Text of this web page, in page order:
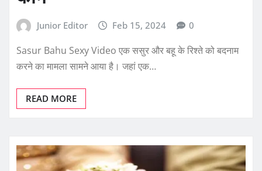
Junior Editor Feb 15, 2024 0
Sasur Bahu Sexy Video एक ससुर और बहू के रिश्ते को बदनाम
करने का मामला सामने आया है। जहां एक…
READ MORE